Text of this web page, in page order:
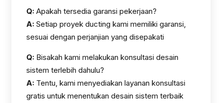
Q: Apakah tersedia garansi pekerjaan?
A: Setiap proyek ducting kami memiliki garansi,
sesuai dengan perjanjian yang disepakati
Q: Bisakah kami melakukan konsultasi desain
sistem terlebih dahulu?
A: Tentu, kami menyediakan layanan konsultasi
gratis untuk menentukan desain sistem terbaik